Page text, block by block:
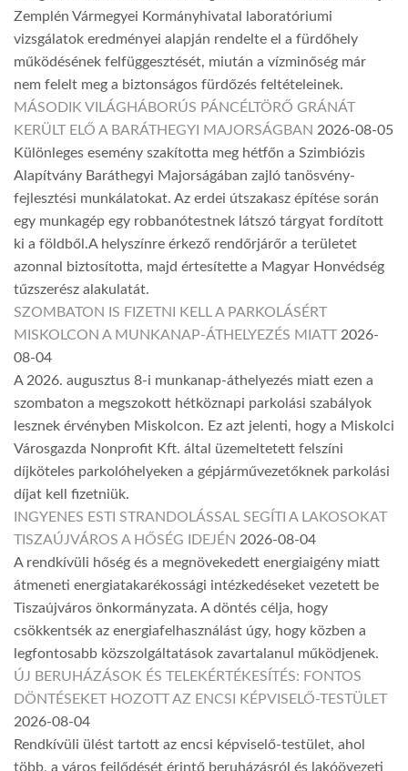
Zemplén Vármegyei Kormányhivatal laboratóriumi
vizsgálatok eredményei alapján rendelte el a fürdőhely
működésének felfüggesztését, miután a vízminőség már
nem felelt meg a biztonságos fürdőzés feltételeinek.
MÁSODIK VILÁGHÁBORÚS PÁNCÉLTÖRŐ GRÁNÁT
KERÜLT ELŐ A BARÁTHEGYI MAJORSÁGBAN 2026-08-05
Különleges esemény szakította meg hétfőn a Szimbiózis
Alapítvány Baráthegyi Majorságában zajló tanösvény-
fejlesztési munkálatokat. Az erdei útszakasz építése során
egy munkagép egy robbanótestnek látszó tárgyat fordított
ki a földből.A helyszínre érkező rendőrjárőr a területet
azonnal biztosította, majd értesítette a Magyar Honvédség
tűzszerész alakulatát.
SZOMBATON IS FIZETNI KELL A PARKOLÁSÉRT
MISKOLCON A MUNKANAP-ÁTHELYEZÉS MIATT 2026-
08-04
A 2026. augusztus 8-i munkanap-áthelyezés miatt ezen a
szombaton a megszokott hétköznapi parkolási szabályok
lesznek érvényben Miskolcon. Ez azt jelenti, hogy a Miskolci
Városgazda Nonprofit Kft. által üzemeltetett felszíni
díjköteles parkolóhelyeken a gépjárművezetőknek parkolási
díjat kell fizetniük.
INGYENES ESTI STRANDOLÁSSAL SEGÍTI A LAKOSOKAT
TISZAÚJVÁROS A HŐSÉG IDEJÉN 2026-08-04
A rendkívüli hőség és a megnövekedett energiaigény miatt
átmeneti energiatakarékossági intézkedéseket vezetett be
Tiszaújváros önkormányzata. A döntés célja, hogy
csökkentsék az energiafelhasználást úgy, hogy közben a
legfontosabb közszolgáltatások zavartalanul működjenek.
ÚJ BERUHÁZÁSOK ÉS TELEKÉRTÉKESÍTÉS: FONTOS
DÖNTÉSEKET HOZOTT AZ ENCSI KÉPVISELŐ-TESTÜLET
2026-08-04
Rendkívüli ülést tartott az encsi képviselő-testület, ahol
több, a város fejlődését érintő beruházásról és lakóövezeti